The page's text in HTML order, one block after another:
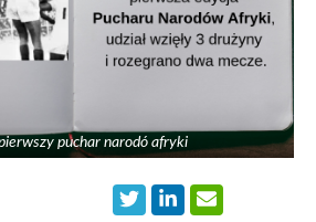
puchar narodó afryki